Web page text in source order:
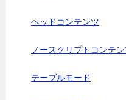
ヘッドコンテンツ
ノースクリプトコンテン
テーブルモード